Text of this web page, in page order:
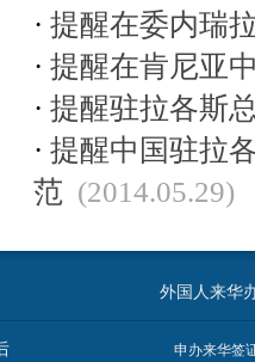
· 提醒在委内瑞
· 提醒在肯尼亚
· 提醒驻拉各斯
· 提醒中国驻拉
范 (2014.05.29)
外国人来华
申办来华签